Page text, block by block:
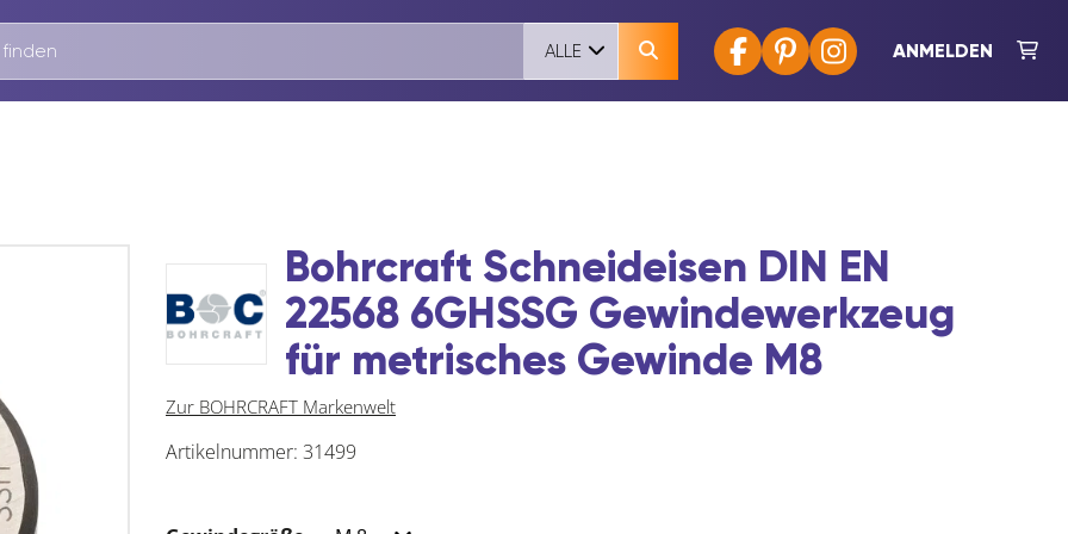
ANMELDEN
ALLE
Bohrcraft Schneideisen DIN EN
22568 6GHSSG Gewindewerkzeug
für metrisches Gewinde M8
Zur BOHRCRAFT Markenwelt
Artikelnummer: 31499